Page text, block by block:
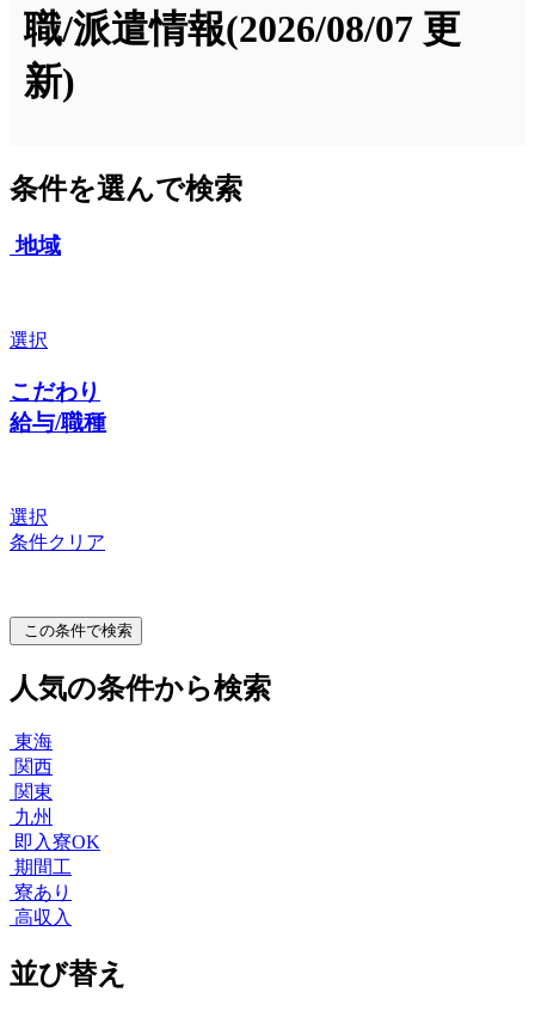
職/派遣情報(2026/08/07 更
新)
条件を選んで検索
地域
選択
こだわり
給与/職種
選択
条件クリア
この条件で検索
人気の条件から検索
東海
関西
関東
九州
即入寮OK
期間工
寮あり
高収入
並び替え